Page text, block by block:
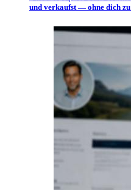
und verkaufst — ohne dich